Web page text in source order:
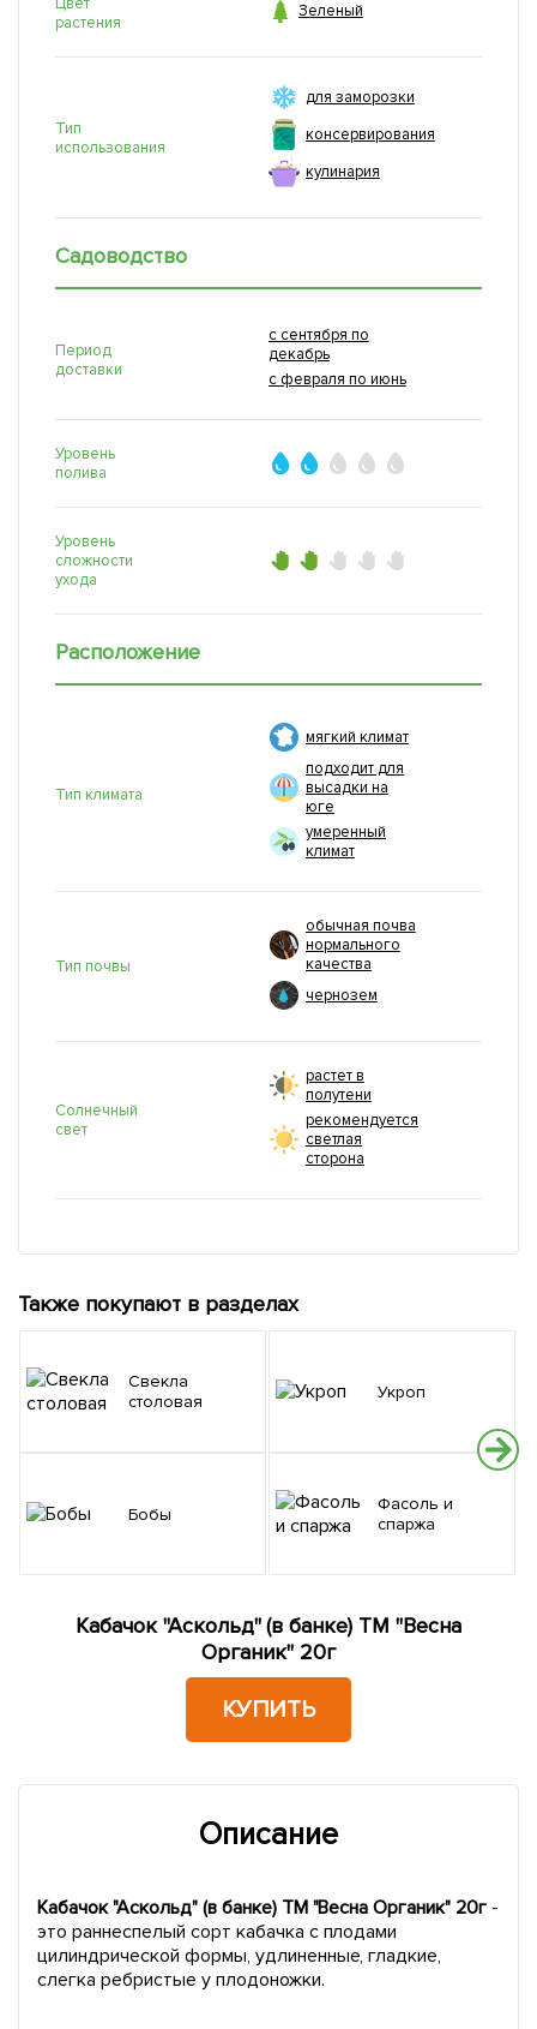
Цвет
растения
 Зеленый
Тип
использования
для заморозки
консервирования
кулинария
Садоводство
Период
доставки
с сентября по
декабрь
с февраля по июнь
Уровень
полива
Уровень
сложности
ухода
Расположение
Тип климата
мягкий климат
подходит для
высадки на
юге
умеренный
климат
Тип почвы
обычная почва
нормального
качества
чернозем
Солнечный
свет
растет в
полутени
рекомендуется
светлая
сторона
Также покупают в разделах
Свекла
столовая
Бобы
Укроп
Фасоль и
спаржа
Кабачок "Аскольд" (в банке) ТМ "Весна
Органик" 20г
КУПИТЬ
Описание
Кабачок "Аскольд" (в банке) ТМ "Весна Органик" 20г -
это раннеспелый сорт кабачка с плодами
цилиндрической формы, удлиненные, гладкие,
слегка ребристые у плодоножки.